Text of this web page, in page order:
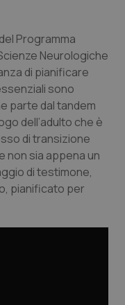
Programma
Neurologiche
di pianificare
sono
parte dal tandem
dell’adulto che è
di transizione
non sia appena un
di testimone,
pianificato per